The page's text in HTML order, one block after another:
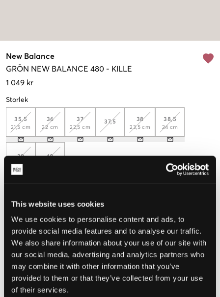
This website uses cookies
We use cookies to personalise content and ads, to
provide social media features and to analyse our traffic.
We also share information about your use of our site with
our social media, advertising and analytics partners who
may combine it with other information that you’ve
provided to them or that they’ve collected from your use
of their services.
New Balance
GRÖN NEW BALANCE 480 - KILLE
1 049 kr
Storlek
35,5
21,5 cm
36
22 cm
37
22,5 cm
37,5 38
23,5 cm
38,5
24 cm
39 40
Liten Perfekt
STORLEKSGUIDE
VÄLJ STORLEK